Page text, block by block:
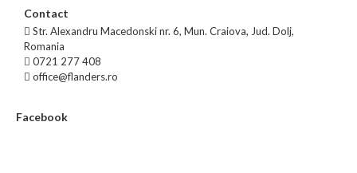
Contact
Str. Alexandru Macedonski nr. 6, Mun. Craiova, Jud. Dolj,
Romania
0721 277 408
office@flanders.ro
Facebook